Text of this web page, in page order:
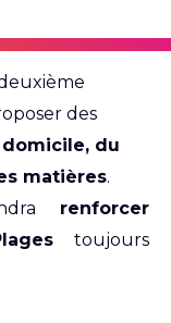
des
du
matières.
renforcer
toujours